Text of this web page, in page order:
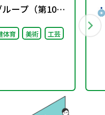
ループ（第10
資料
体育 美術
工芸